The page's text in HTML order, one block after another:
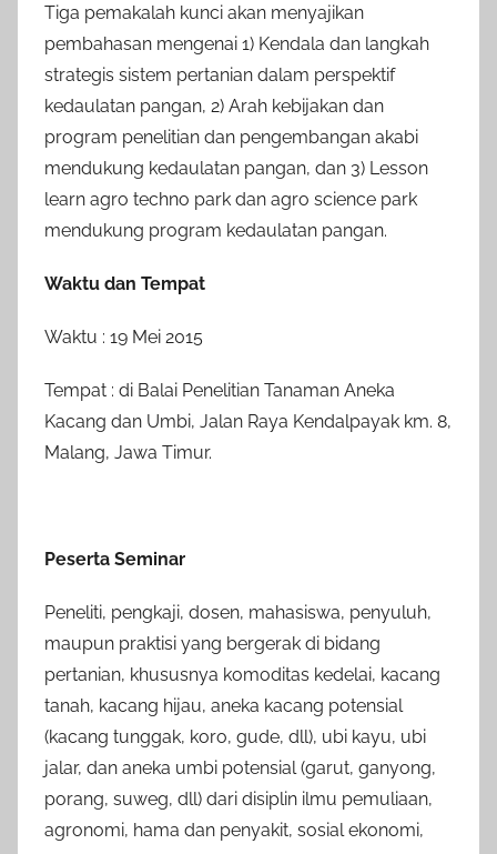
Tiga pemakalah kunci akan menyajikan
pembahasan me­ngenai 1) Kendala dan langkah
strategis sistem pertanian dalam perspektif
kedaulatan pangan, 2) Arah kebijakan dan
program penelitian dan pengembangan akabi
mendukung kedaulatan pangan, dan 3) Lesson
learn agro techno park dan agro science park
mendukung program kedaulatan pangan.
Waktu dan Tempat
Waktu : 19 Mei 2015
Tempat : di Balai Penelitian Tanaman Aneka
Kacang dan Umbi, Jalan Raya Kendalpayak km. 8,
Malang, Jawa Timur.
Peserta Seminar
Peneliti, pengkaji, dosen, mahasiswa, penyuluh,
maupun praktisi yang bergerak di bidang
pertanian, khususnya komoditas kedelai, kacang
tanah, kacang hijau, aneka kacang potensial
(kacang tunggak, koro, gude, dll), ubi kayu, ubi
jalar, dan aneka umbi potensial (garut, ganyong,
porang, suweg, dll) dari disiplin ilmu pemuliaan,
agronomi, hama dan penyakit, sosial ekonomi,